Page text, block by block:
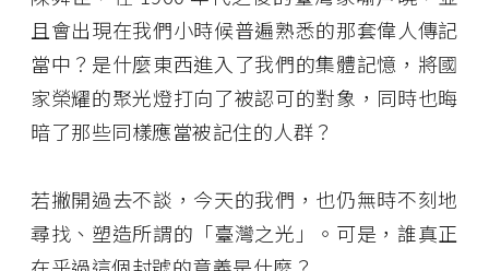
且會出現在我們小時候普遍熟悉的那套偉人傳記
當中？是什麼東西進入了我們的集體記憶，將國
家榮耀的聚光燈打向了被認可的對象，同時也晦
暗了那些同樣應當被記住的人群？
若撇開過去不談，今天的我們，也仍無時不刻地
尋找、塑造所謂的「臺灣之光」。可是，誰真正